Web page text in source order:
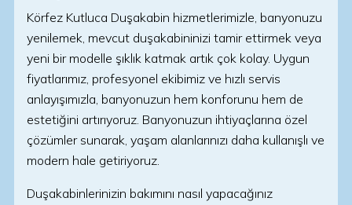
Körfez Kutluca Duşakabin hizmetlerimizle, banyonuzu
yenilemek, mevcut duşakabininizi tamir ettirmek veya
yeni bir modelle şıklık katmak artık çok kolay. Uygun
fiyatlarımız, profesyonel ekibimiz ve hızlı servis
anlayışımızla, banyonuzun hem konforunu hem de
estetiğini artırıyoruz. Banyonuzun ihtiyaçlarına özel
çözümler sunarak, yaşam alanlarınızı daha kullanışlı ve
modern hale getiriyoruz.
Duşakabinlerinizin bakımını nasıl yapacağınız